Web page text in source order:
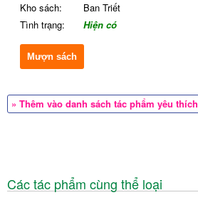
Kho sách:
Ban Triết
Tình trạng:
Hiện có
Mượn sách
» Thêm vào danh sách tác phẩm yêu thích
Các tác phẩm cùng thể loại